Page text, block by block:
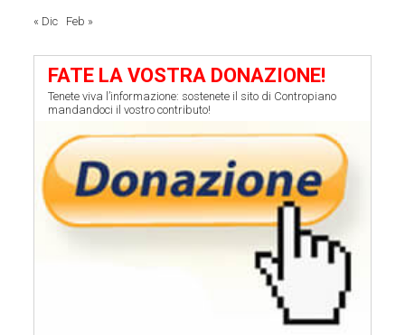
« Dic Feb »
FATE LA VOSTRA DONAZIONE!
Tenete viva l’informazione: sostenete il sito di Contropiano
mandandoci il vostro contributo!